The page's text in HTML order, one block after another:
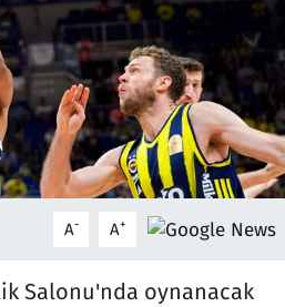
A- A+
Salonu'nda oynanacak